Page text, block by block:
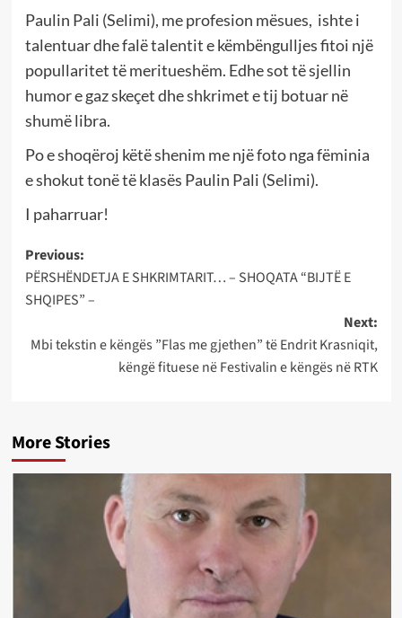
Paulin Pali (Selimi), me profesion mësues, ishte i
talentuar dhe falë talentit e këmbëngulljes fitoi një
popullaritet të meritueshëm. Edhe sot të sjellin
humor e gaz skeçet dhe shkrimet e tij botuar në
shumë libra.
Po e shoqëroj këtë shenim me një foto nga fëminia
e shokut tonë të klasës Paulin Pali (Selimi).
I paharruar!
Post
navigation
Previous:
PËRSHËNDETJA E SHKRIMTARIT… – SHOQATA “BIJTË E
SHQIPES” –
Next:
Mbi tekstin e këngës ”Flas me gjethen” të Endrit Krasniqit,
këngë fituese në Festivalin e këngës në RTK
More Stories